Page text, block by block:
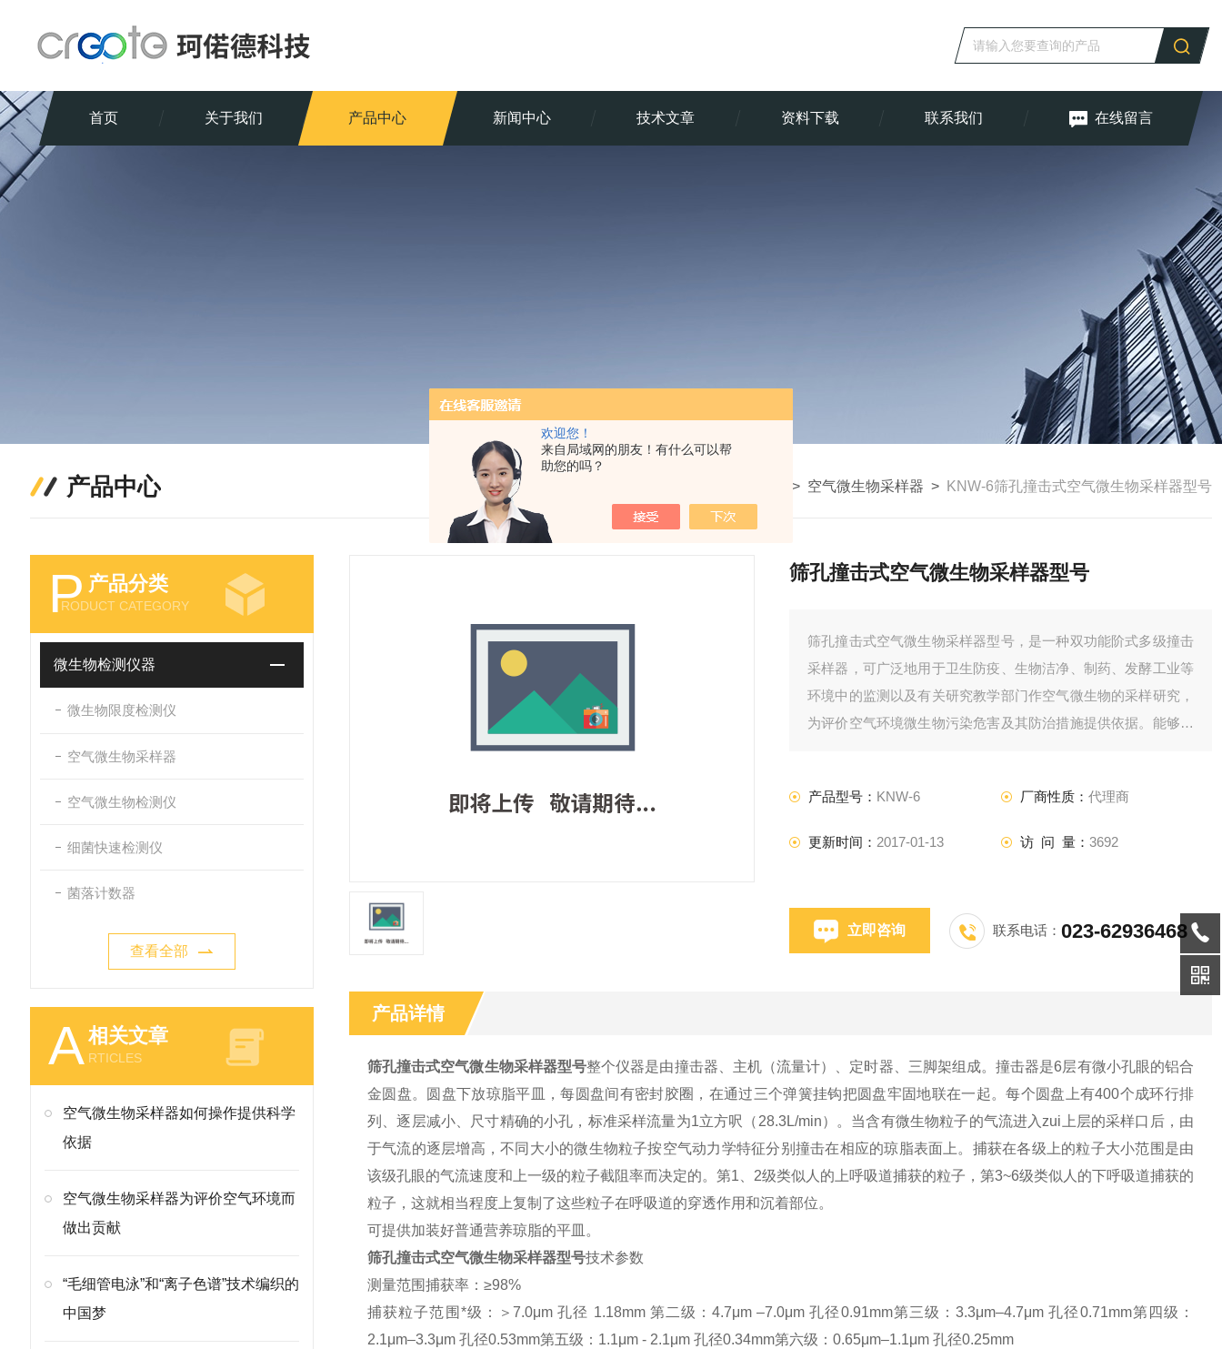
欢迎您！
来自局域网的朋友！有什么可以帮
助您的吗？
首页 关于我们 产品中心 新闻中心 技术文章 资料下载 联系我们 在线留言
产品中心 我的位置： > 空气微生物采样器 > KNW-6筛孔撞击式空气微生物采样器型号
P 产品分类
RODUCT CATEGORY
微生物检测仪器
微生物限度检测仪
空气微生物采样器
空气微生物检测仪
细菌快速检测仪
菌落计数器
查看全部
A相关文章
RTICLES
空气微生物采样器如何操作提供科学
依据
空气微生物采样器为评价空气环境而
做出贡献
“毛细管电泳”和“离子色谱”技术编织的
中国梦
筛孔撞击式空气微生物采样器型号
筛孔撞击式空气微生物采样器型号，是一种双功能阶式多级撞击
采样器，可广泛地用于卫生防疫、生物洁净、制药、发酵工业等
环境中的监测以及有关研究教学部门作空气微生物的采样研究，
为评价空气环境微生物污染危害及其防治措施提供依据。能够测
产品型号： KNW-6 厂商性质： 代理商
更新时间： 2017-01-13 访 问 量： 3692
立即咨询 联系电话： 023-62936468
产品详情
筛孔撞击式空气微生物采样器型号整个仪器是由撞击器、主机（流量计）、定时器、三脚架组成。撞击器是6层有微小孔眼的铝合
金圆盘。圆盘下放琼脂平皿，每圆盘间有密封胶圈，在通过三个弹簧挂钩把圆盘牢固地联在一起。每个圆盘上有400个成环行排
列、逐层减小、尺寸精确的小孔，标准采样流量为1立方呎（28.3L/min）。当含有微生物粒子的气流进入zui上层的采样口后，由
于气流的逐层增高，不同大小的微生物粒子按空气动力学特征分别撞击在相应的琼脂表面上。捕获在各级上的粒子大小范围是由
该级孔眼的气流速度和上一级的粒子截阻率而决定的。第1、2级类似人的上呼吸道捕获的粒子，第3~6级类似人的下呼吸道捕获的
粒子，这就相当程度上复制了这些粒子在呼吸道的穿透作用和沉着部位。
可提供加装好普通营养琼脂的平皿。
筛孔撞击式空气微生物采样器型号技术参数
测量范围捕获率：≥98%
捕获粒子范围*级：＞7.0μm 孔径 1.18mm 第二级：4.7μm –7.0μm 孔径0.91mm第三级：3.3μm–4.7μm 孔径0.71mm第四级：
2.1μm–3.3μm 孔径0.53mm第五级：1.1μm - 2.1μm 孔径0.34mm第六级：0.65μm–1.1μm 孔径0.25mm